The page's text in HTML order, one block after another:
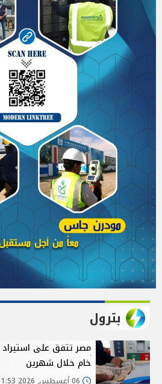
بترول
خام خلال شهرين